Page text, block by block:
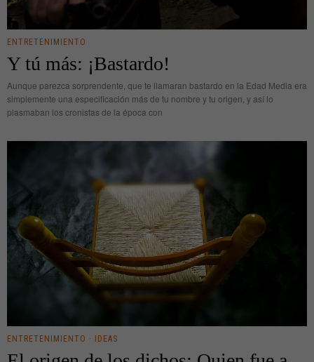
ENTRETENIMIENTO
Y tú más: ¡Bastardo!
Aunque parezca sorprendente, que te llamaran bastardo en la Edad Media era
simplemente una especificación más de tu nombre y tu origen, y así lo
plasmaban los cronistas de la época con
ENTRETENIMIENTO · IDEAS